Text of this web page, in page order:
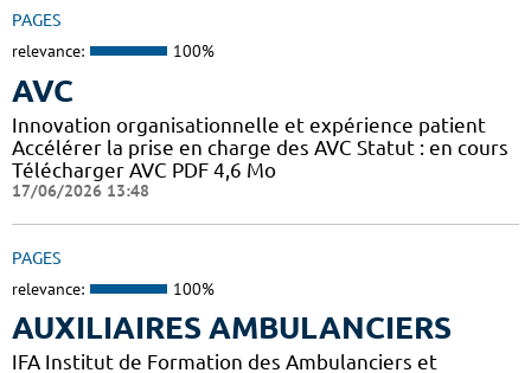
PAGES
relevance: 100%
AVC
Innovation organisationnelle et expérience patient
Accélérer la prise en charge des AVC Statut : en cours
Télécharger AVC PDF 4,6 Mo
17/06/2026 13:48
PAGES
relevance: 100%
AUXILIAIRES AMBULANCIERS
IFA Institut de Formation des Ambulanciers et